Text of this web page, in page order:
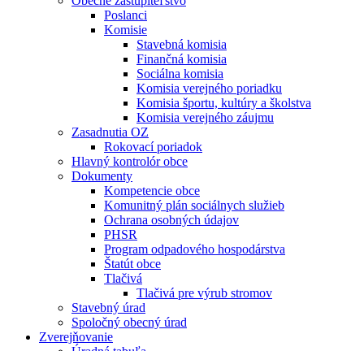
Poslanci
Komisie
Stavebná komisia
Finančná komisia
Sociálna komisia
Komisia verejného poriadku
Komisia športu, kultúry a školstva
Komisia verejného záujmu
Zasadnutia OZ
Rokovací poriadok
Hlavný kontrolór obce
Dokumenty
Kompetencie obce
Komunitný plán sociálnych služieb
Ochrana osobných údajov
PHSR
Program odpadového hospodárstva
Štatút obce
Tlačivá
Tlačivá pre výrub stromov
Stavebný úrad
Spoločný obecný úrad
Zverejňovanie